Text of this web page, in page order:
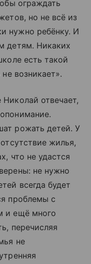
ограждать
но не всё из
нужно ребёнку. И
детям. Никаких
есть такой
возникает».
отвечает,
рожать детей. У
жилья,
что не удастся
не нужно
всегда будет
проблемы с
и ещё много
перечисляя
не